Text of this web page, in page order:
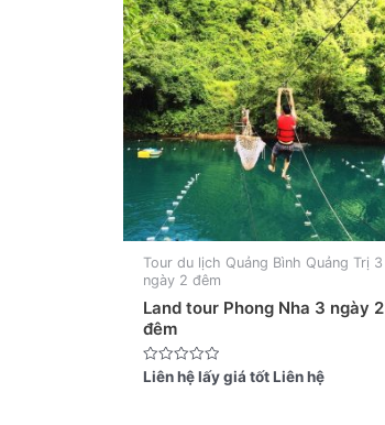
Tour du lịch Quảng Bình Quảng Trị 3
ngày 2 đêm
Land tour Phong Nha 3 ngày 2
đêm
Được
Liên hệ lấy giá tốtLiên hệ